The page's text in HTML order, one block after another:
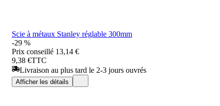
Scie à métaux Stanley réglable 300mm
-29 %
Prix conseillé 13,14 €
9,38 €TTC
Livraison au plus tard le 2-3 jours ouvrés
Afficher les détails